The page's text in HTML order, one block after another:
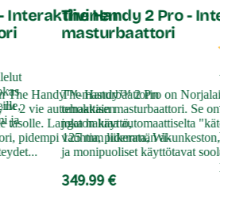
ja
Interaktiivinen
The Handy™-masturbaattorin
2 vie automaattisen
tasolle. Langaton käyttö,
pidempi 125 mm liikerata, Wi-
The Handy 2 Pro -
masturbaattori
The Handy™ 2 Pro on Norjalaisen
tehokkain masturbaattori. Se on
joka haluaa automaattiselta
vauhtia, pidemmän akunkeston,
ja monipuoliset käyttötavat
349.99 €
Se